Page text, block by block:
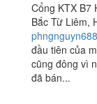
Cổng KTX B7
Bắc Từ Liêm,
đầu tiên của
cũng đông vì
đã bán...